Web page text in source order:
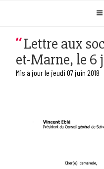
Lettre aux
et-Marne, le 6
Mis à jour le jeudi 07 juin 2018